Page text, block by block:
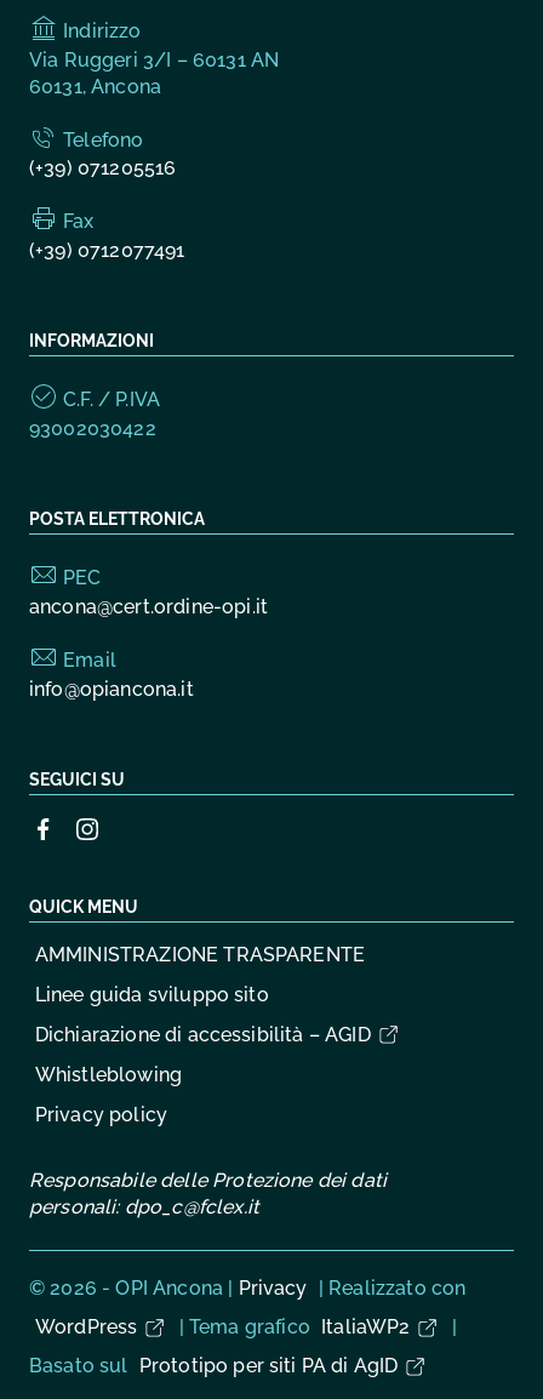
Indirizzo
Via Ruggeri 3/I – 60131 AN
60131, Ancona
Telefono
(+39) 071205516
Fax
(+39) 0712077491
INFORMAZIONI
C.F. / P.IVA
93002030422
POSTA ELETTRONICA
PEC
ancona@cert.ordine-opi.it
Email
info@opiancona.it
SEGUICI SU
QUICK MENU
AMMINISTRAZIONE TRASPARENTE
Linee guida sviluppo sito
Dichiarazione di accessibilità – AGID
Whistleblowing
Privacy policy
Responsabile delle Protezione dei dati
personali: dpo_c@fclex.it
Sezione Link Utili
© 2026 - OPI Ancona | Privacy
| Realizzato con
WordPress
Tema grafico ItaliaWP2
Basato sul
Prototipo per siti PA di AgID